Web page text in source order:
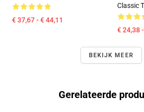
€ 37,67 - € 44,11
Classic
€ 24,38
BEKIJK MEER
Gerelateerde